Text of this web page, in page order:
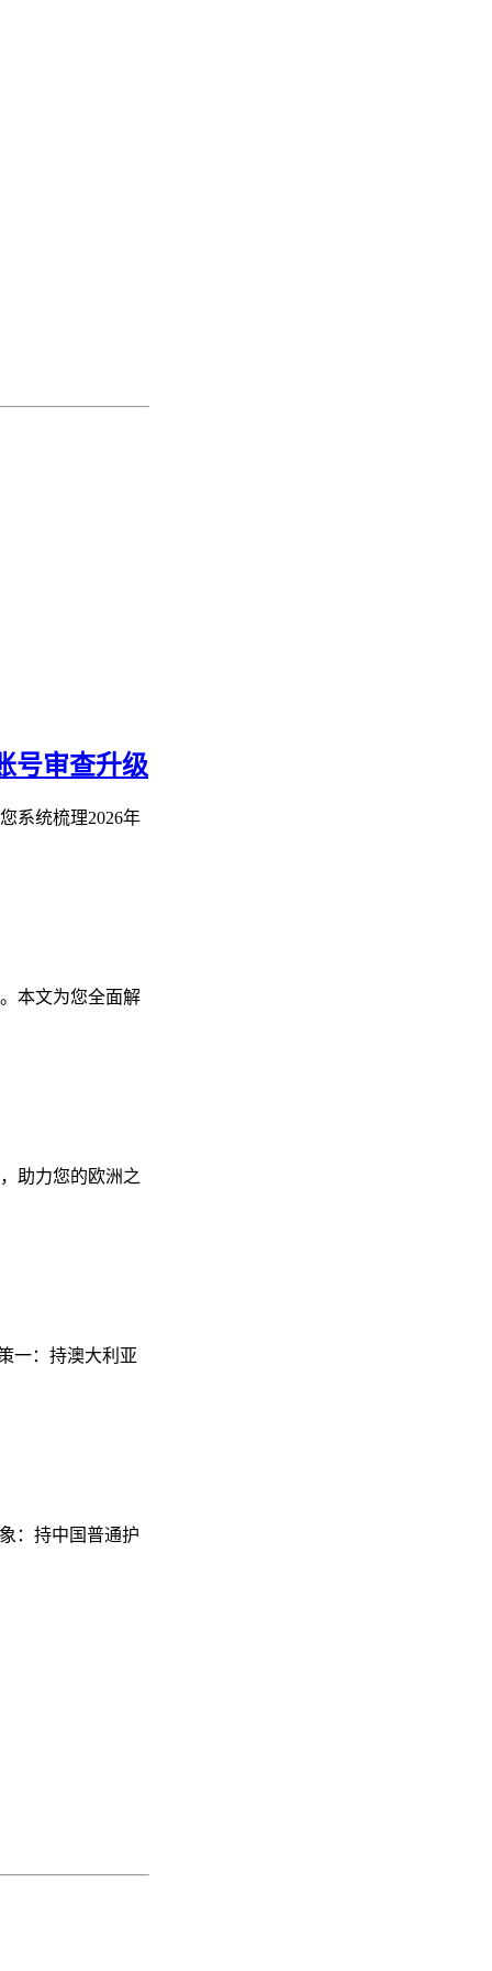
号审查升级
系统梳理2026年
本文为您全面解
助力您的欧洲之
一：持澳大利亚
：持中国普通护